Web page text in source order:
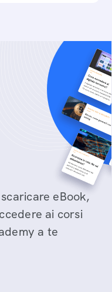
eBook,
ai corsi
a te